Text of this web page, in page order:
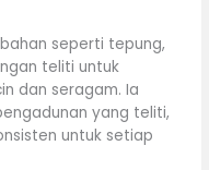
seperti tepung,
teliti untuk
dan seragam. Ia
yang teliti,
untuk setiap